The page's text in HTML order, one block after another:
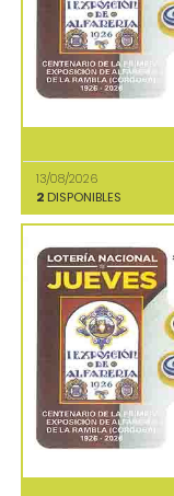
13/08/2026
2 DISPONIBLES